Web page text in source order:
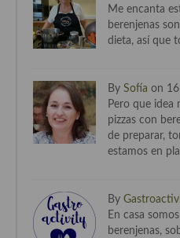
Cocina Vasca
Cocina Europea
Cocina Austriaca
Cocina Belga
Cocina Bulgara
Cocina Danesa
Me encanta
berenjenas
dieta, así que
By Sofía on
Pero que idea
pizzas con
de preparar,
estamos en
By
En casa
berenjenas,